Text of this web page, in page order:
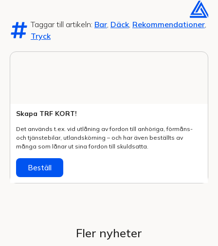
Taggar till artikeln: Bar Däck Rekommendationer
Tryck
Skapa TRF KORT!
Det används t.ex. vid utlåning av fordon till anhöriga, förmåns-
och tjänstebilar, utlands­körning – och har även beställts av
många som lånar ut sina fordon till skuldsatta.
Beställ
Fler nyheter